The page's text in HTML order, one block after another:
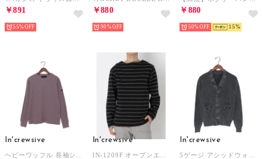
￥891
55%
￥880
90%
￥880
50% 15
In'crewsive In'crewsive In'crewsive